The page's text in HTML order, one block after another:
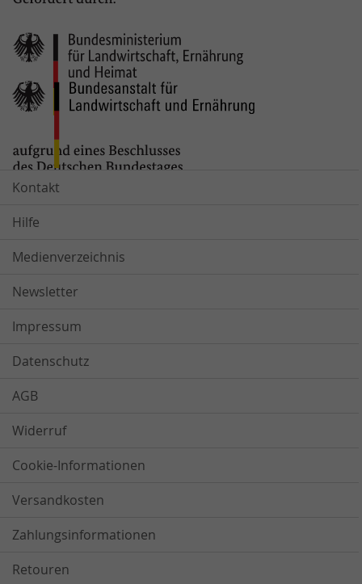
Kontakt
Hilfe
Medienverzeichnis
Newsletter
Impressum
Datenschutz
AGB
Widerruf
Cookie-Informationen
Versandkosten
Zahlungsinformationen
Retouren